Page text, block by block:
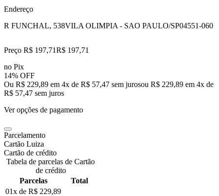
Endereço
R FUNCHAL, 538VILA OLIMPIA - SAO PAULO/SP04551-060
Preço R$ 197,71R$ 197,71
no Pix
14% OFF
Ou R$ 229,89 em 4x de R$ 57,47 sem jurosou R$ 229,89 em 4x de
R$ 57,47 sem juros
Ver opções de pagamento
Parcelamento
Cartão Luiza
Cartão de crédito
Tabela de parcelas de Cartão
de crédito
Parcelas
Total
01x de R$ 229,89